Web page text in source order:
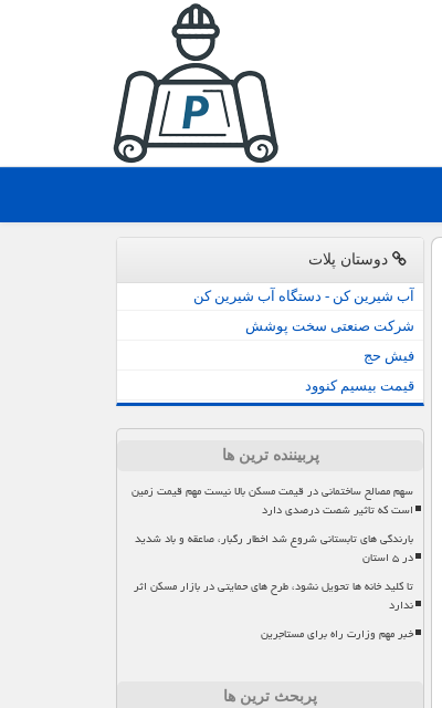
دوستان پلات
آب شیرین کن - دستگاه آب شیرین کن
شرکت صنعتی سخت پوشش
فیش حج
قیمت بیسیم کنوود
پربیننده ترین ها
سهم مصالح ساختمانی در قیمت مسکن بالا نیست مهم قیمت زمین
است که تاثیر شصت درصدی دارد
بارندگی های تابستانی شروع شد اخطار رگبار، صاعقه و باد شدید
در ۵ استان
تا کلید خانه ها تحویل نشود، طرح های حمایتی در بازار مسکن اثر
ندارد
خبر مهم وزارت راه برای مستاجرین
پربحث ترین ها